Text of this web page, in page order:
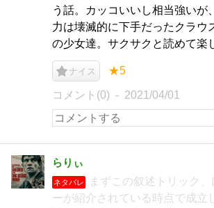
う話。カッコいいし相当強いが
力は壊滅的に下手だったクラウ
の少女達。サクサクと読めて楽
ナイス ★5
コメント(0) 2021/04/01
らりぃ
ネタバレ
まずこの叙述トリック
ーが紹介されている時点で成立